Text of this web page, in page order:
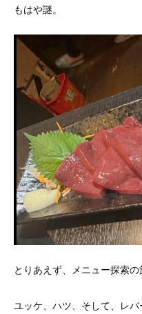
もはや謎。
とりあえず、メニュー探索の
ユッケ、ハツ、そして、レバ